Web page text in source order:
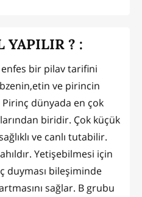
YAPILIR ? :
bir pilav tarifini
ve pirincin
dünyada en çok
biridir. Çok küçük
ve canlı tutabilir.
Yetişebilmesi için
duyması bileşiminde
sağlar. B grubu